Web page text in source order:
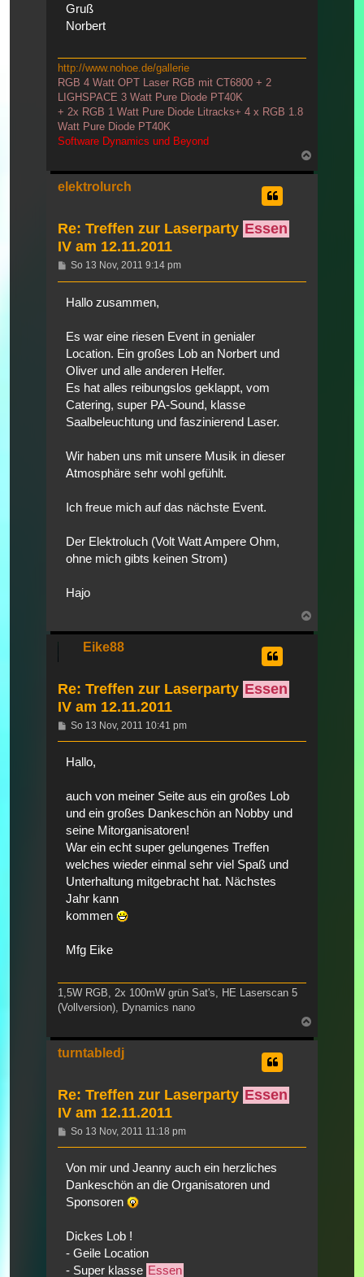
Gruß
Norbert
http://www.nohoe.de/gallerie
RGB 4 Watt OPT Laser RGB mit CT6800 + 2
LIGHSPACE 3 Watt Pure Diode PT40K
+ 2x RGB 1 Watt Pure Diode Litracks+ 4 x RGB 1.8
Watt Pure Diode PT40K
Software Dynamics und Beyond
elektrolurch
Re: Treffen zur Laserparty Essen
IV am 12.11.2011
Beitrag
So 13 Nov, 2011 9:14 pm
Hallo zusammen,
Es war eine riesen Event in genialer
Location. Ein großes Lob an Norbert und
Oliver und alle anderen Helfer.
Es hat alles reibungslos geklappt, vom
Catering, super PA-Sound, klasse
Saalbeleuchtung und faszinierend Laser.
Wir haben uns mit unsere Musik in dieser
Atmosphäre sehr wohl gefühlt.
Ich freue mich auf das nächste Event.
Der Elektroluch (Volt Watt Ampere Ohm,
ohne mich gibts keinen Strom)
Hajo
oben
Eike88
Re: Treffen zur Laserparty Essen
IV am 12.11.2011
Beitrag
So 13 Nov, 2011 10:41 pm
Hallo,
auch von meiner Seite aus ein großes Lob
und ein großes Dankeschön an Nobby und
seine Mitorganisatoren!
War ein echt super gelungenes Treffen
welches wieder einmal sehr viel Spaß und
Unterhaltung mitgebracht hat. Nächstes
Jahr kann
kommen
Mfg Eike
1,5W RGB, 2x 100mW grün Sat's, HE Laserscan 5
(Vollversion), Dynamics nano
turntabledj
Re: Treffen zur Laserparty Essen
IV am 12.11.2011
Beitrag
So 13 Nov, 2011 11:18 pm
Von mir und Jeanny auch ein herzliches
Dankeschön an die Organisatoren und
Sponsoren
Dickes Lob !
- Geile Location
- Super klasse Essen